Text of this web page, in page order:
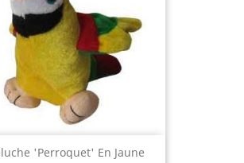
'perroquet' En Jaune